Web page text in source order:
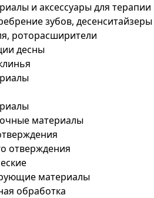
и аксессуары для терапии
зубов, десенситайзеры
роторасширители
десны
материалы
отверждения
материалы
обработка